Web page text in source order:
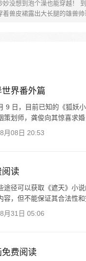
妙没想到泡个澡也能穿越！
着兽皮裙露出大长腿的雄兽帅
系统让她学习兽世知识！ 好好
天天向上！ 穿越兽世，甜宠来
界番外篇
9 日，目前已知的《狐妖
策划师，龚俊向其惊喜求
月08日 20:53
读
途径可以获取《遮天》小
容，但不能保证其合法性和
月31日 05:06
费阅读